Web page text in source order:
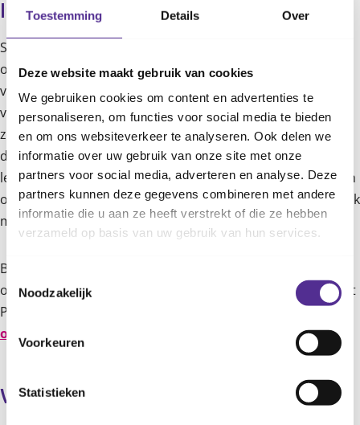
Toestemming Details Over
Deze website maakt gebruik van cookies
We gebruiken cookies om content en advertenties te
personaliseren, om functies voor social media te bieden
en om ons websiteverkeer te analyseren. Ook delen we
informatie over uw gebruik van onze site met onze
partners voor social media, adverteren en analyse. Deze
partners kunnen deze gegevens combineren met andere
informatie die u aan ze heeft verstrekt of die ze hebben
verzameld op basis van uw gebruik van hun services.
Toestemmingsselectie
Noodzakelijk
Voorkeuren
Statistieken
Investering voor de toekomst
Stafarts Marlijn Küpers, medeontwikkelaar van PATS, was
ook bij het werkbezoek aanwezig. Zij is blij met het verloop
van de dag. ‘Ik zag dat de wethouders echt openstonden
voor de verhalen van Giselda, de docenten en
zorgcoördinatoren. Ik denk dat heel duidelijk is geworden
dat PATS een investering is voor de toekomst. Want als
leerlingen nu leren hoe ze op een positieve manier kunnen
omgaan met klachten, nemen ze die vaardigheid straks ook
mee naar de werkvloer.’
Benieuwd naar meer verhalen uit de praktijk, informatie
over de werkwijze en mogelijkheden om zelf te werken met
PATS? Dan verwijzen we je graag naar onze
webpagina
over PATS
Verder lezen